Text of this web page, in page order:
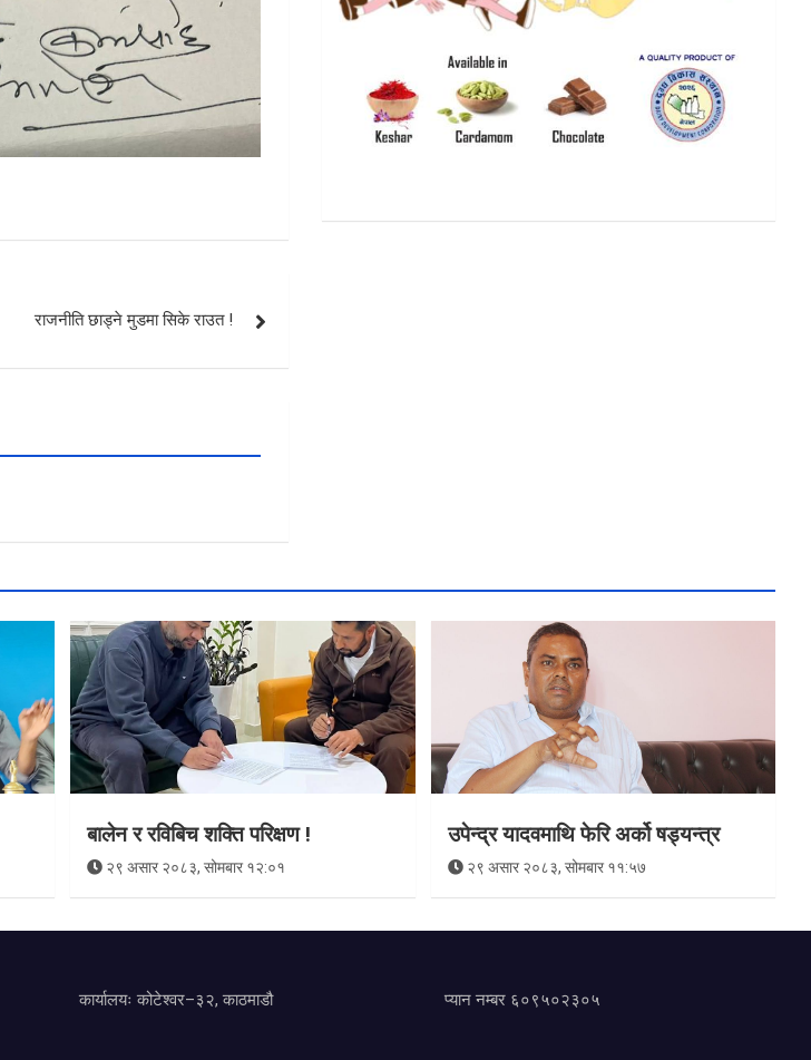
राजनीति छाड्ने मुडमा सिके राउत !
बालेन र रविबिच शक्ति परिक्षण !
२९ असार २०८३, सोमबार १२:०१
उपेन्द्र यादवमाथि फेरि अर्को षड्यन्त्र
२९ असार २०८३, सोमबार ११:५७
कार्यालयः कोटेश्वर–३२, काठमाडौ प्यान नम्बर ६०९५०२३०५